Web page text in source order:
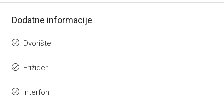
Dodatne informacije
Dvorište
Frižider
Interfon